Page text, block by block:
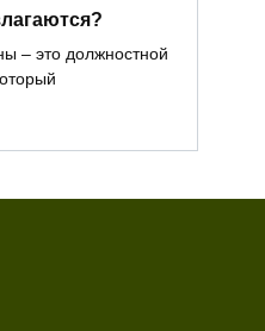
– это должностной